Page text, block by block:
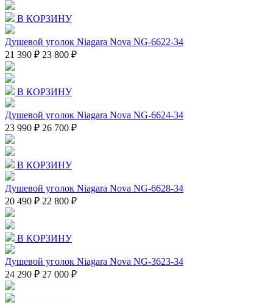
В КОРЗИНУ
Душевой уголок Niagara Nova NG-6622-34
21 390 ₽ 23 800 ₽
В КОРЗИНУ
Душевой уголок Niagara Nova NG-6624-34
23 990 ₽ 26 700 ₽
В КОРЗИНУ
Душевой уголок Niagara Nova NG-6628-34
20 490 ₽ 22 800 ₽
В КОРЗИНУ
Душевой уголок Niagara Nova NG-3623-34
24 290 ₽ 27 000 ₽